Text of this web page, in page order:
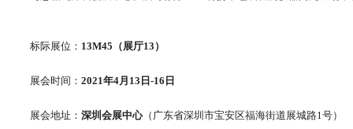
标际展位： 13M45（展厅13）
展会时间： 2021年4月13日-16日
展会地址： 深圳会展中心（广东省深圳市宝安区福海街道展城路1号）